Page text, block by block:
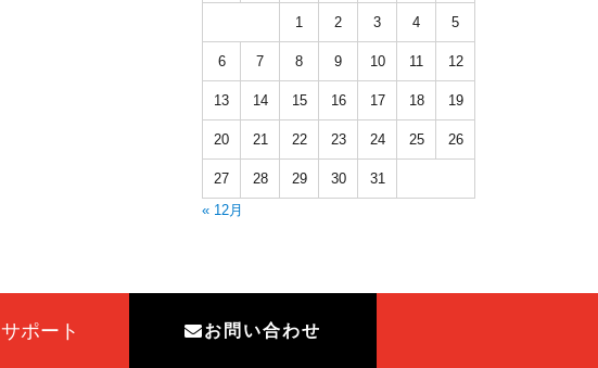
1 2 3 4 5
6 7 8 9 10 11 12
13 14 15 16 17 18 19
20 21 22 23 24 25 26
27 28 29 30
31
« 12月
サポート お問い合わせ